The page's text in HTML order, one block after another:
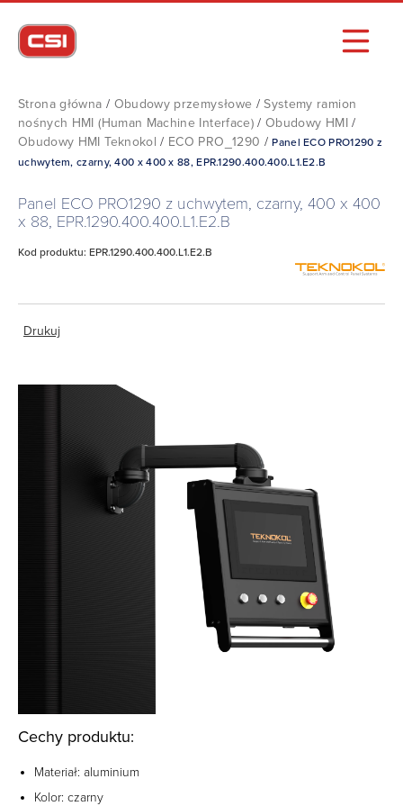
Strona główna / Obudowy przemysłowe /Systemy ramion
nośnych HMI (Human Machine Interface)/Obudowy HMI/
Obudowy HMI Teknokol / ECO PRO_1290 /Panel ECO PRO1290 z
uchwytem, czarny, 400 x 400 x 88, EPR.1290.400.400.L1.E2.B
Panel ECO PRO1290 z uchwytem, czarny, 400 x 400
x 88, EPR.1290.400.400.L1.E2.B
Kod produktu: EPR.1290.400.400.L1.E2.B
Drukuj
Cechy produktu:
Materiał: aluminium
Kolor: czarny